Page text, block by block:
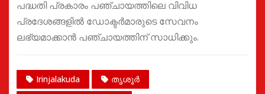
പദ്ധതി പ്രകാരം പഞ്ചായത്തിലെ വിവിധ
പ്രദേശങ്ങളിൽ ഡോക്ടർമാരുടെ സേവനം
ലഭ്യമാക്കാൻ പഞ്ചായത്തിന് സാധിക്കും.
Irinjalakuda
തൃശൂർ